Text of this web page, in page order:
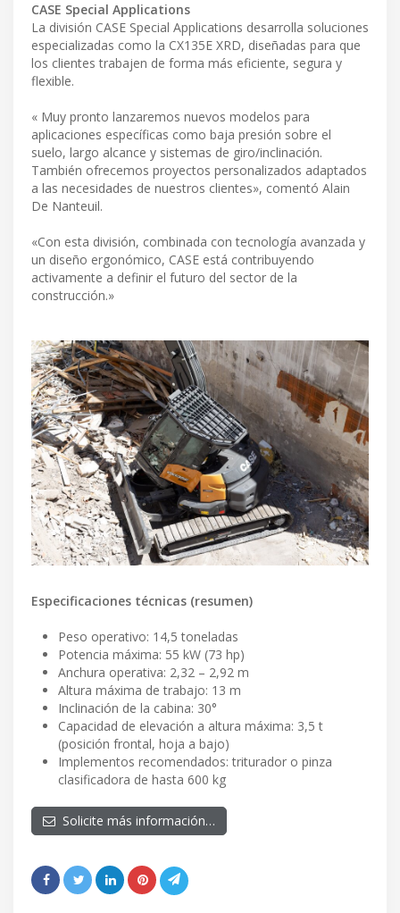
CASE Special Applications
La división CASE Special Applications desarrolla soluciones
especializadas como la CX135E XRD, diseñadas para que
los clientes trabajen de forma más eficiente, segura y
flexible.
« Muy pronto lanzaremos nuevos modelos para
aplicaciones específicas como baja presión sobre el
suelo, largo alcance y sistemas de giro/inclinación.
También ofrecemos proyectos personalizados adaptados
a las necesidades de nuestros clientes», comentó Alain
De Nanteuil.
«Con esta división, combinada con tecnología avanzada y
un diseño ergonómico, CASE está contribuyendo
activamente a definir el futuro del sector de la
construcción.»
Especificaciones técnicas (resumen)
Peso operativo: 14,5 toneladas
Potencia máxima: 55 kW (73 hp)
Anchura operativa: 2,32 – 2,92 m
Altura máxima de trabajo: 13 m
Inclinación de la cabina: 30°
Capacidad de elevación a altura máxima: 3,5 t
(posición frontal, hoja a bajo)
Implementos recomendados: triturador o pinza
clasificadora de hasta 600 kg
Solicite más información…